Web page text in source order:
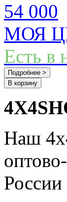
54 000
МОЯ
Есть в
Подробнее >
В корзину
Наш
России